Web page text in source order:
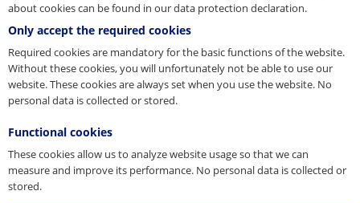
基于我们在第6条第一条款F意义上的合法利益（分析，优化和高效运作我
们网站），我们在网站上使用Google Analytics，一个由谷歌公司提供的
上保存的小文件，允许分析网站的使用。Google 可以代表我们使用这些
信息分析网站的使用，准备与网站活动有关的报告。 Cookie 生成的与本
网站使用有关的信息通常传输到美国的 Google 服务器并存储在这里。按
照法规要求，IP 匿名功能在我们网站激活，即您的 IP 地址在欧盟成员国
Analytics 范围内传递的 IP 地址不加入其他 Google 数据。
您也可以在浏览器中禁用 cookie，使用不带 cookie 的网站。但禁用
cookie 可能限制网页的便捷性和功能范围。要了解如何停用浏览器中的
cookie，请使用帮助功能。
about cookies can be found in our data protection declaration.
Only accept the required cookies
Required cookies are mandatory for the basic functions of the website.
Without these cookies, you will unfortunately not be able to use our
website. These cookies are always set when you use the website. No
personal data is collected or stored.
Functional cookies
These cookies allow us to analyze website usage so that we can
measure and improve its performance. No personal data is collected or
stored.